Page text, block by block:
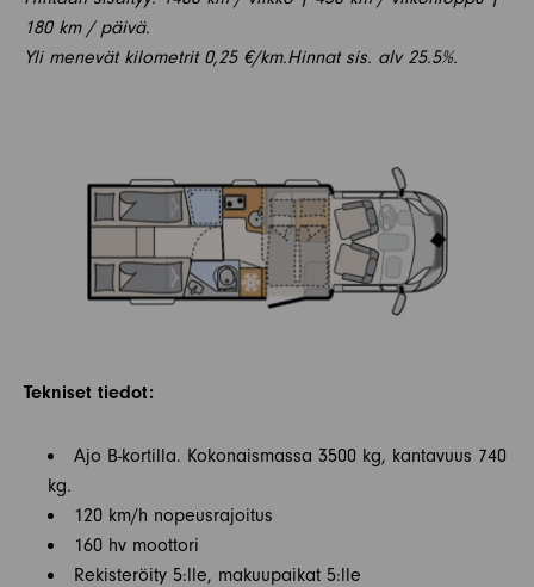
180 km / päivä.
Yli menevät kilometrit 0,25 €/km.Hinnat sis. alv 25.5%.
Tekniset tiedot:
Ajo B-kortilla. Kokonaismassa 3500 kg, kantavuus 740
kg.
120 km/h nopeusrajoitus
160 hv moottori
Rekisteröity 5:lle, makuupaikat 5:lle